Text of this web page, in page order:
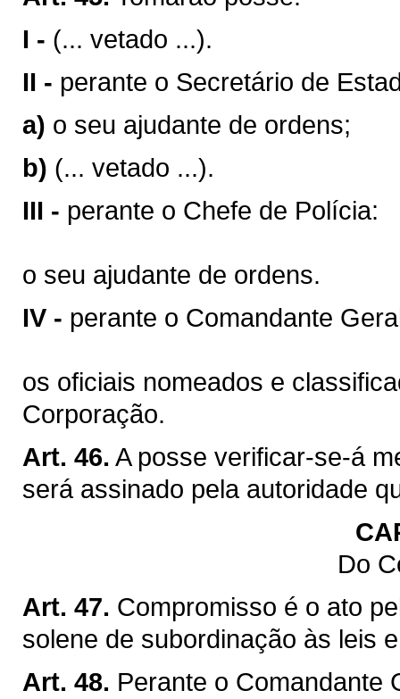
I - (... vetado ...).
II - perante o Secretário de
a) o seu ajudante de ordens;
b) (... vetado ...).
III - perante o Chefe de Polícia:
o seu ajudante de ordens.
IV - perante o Comandante
os oficiais nomeados e
Corporação.
Art. 46. A posse verificar-se-á
será assinado pela autoridade
Do
Art. 47. Compromisso é o ato
solene de subordinação às leis
Art. 48. Perante o Comandante